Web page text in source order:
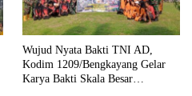
Wujud Nyata Bakti TNI AD,
Kodim 1209/Bengkayang Gelar
Karya Bakti Skala Besar